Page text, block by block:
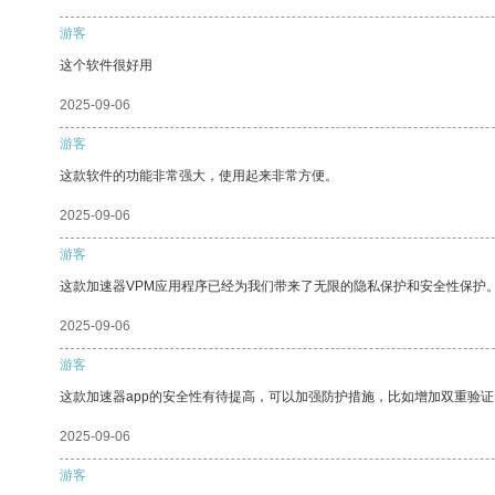
游客
这个软件很好用
2025-09-06
游客
这款软件的功能非常强大，使用起来非常方便。
2025-09-06
游客
这款加速器VPM应用程序已经为我们带来了无限的隐私保护和安全性保护
2025-09-06
游客
这款加速器app的安全性有待提高，可以加强防护措施，比如增加双重验
2025-09-06
游客